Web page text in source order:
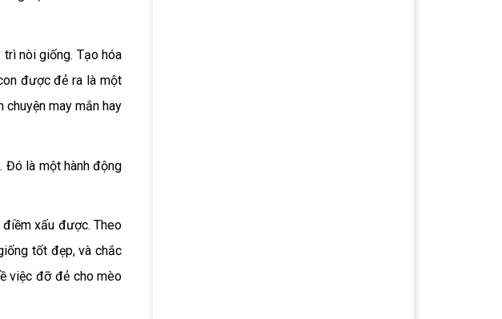
nòi giống. Tạo hóa
được đẻ ra là một
may mắn hay
Đó là một hành động
xấu được. Theo
tốt đẹp, và chắc
việc đỡ đẻ cho mèo